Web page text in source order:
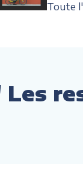
Toute